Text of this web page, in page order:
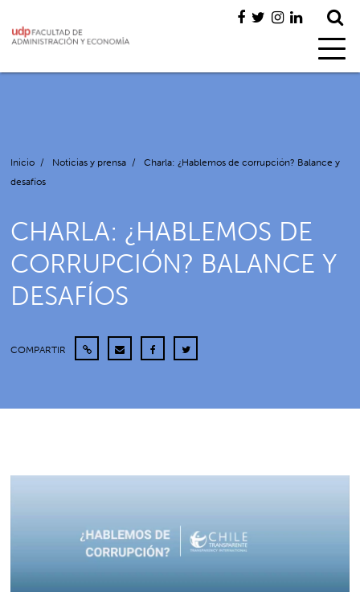
Inicio / Noticias y prensa /
Charla: ¿Hablemos de corrupción? Balance y
desafíos
CHARLA: ¿HABLEMOS DE
CORRUPCIÓN? BALANCE Y
DESAFÍOS
COMPARTIR